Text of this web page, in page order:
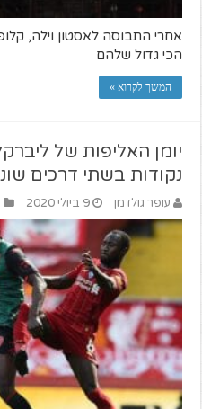
אחרי התבוסה לאסטון וילה,
הכי גדול שלהם
המשך לקרוא »
יומן האליפות של
נקודות בשתי דרכים
עופר גולדמן 9 ביולי 2020